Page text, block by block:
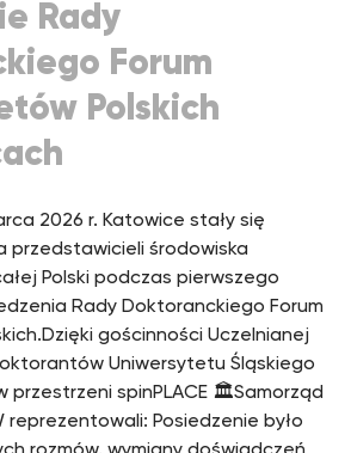
Rady
Forum
Polskich
2026 r. Katowice stały się
przedstawicieli środowiska
Polski podczas pierwszego
Rady Doktoranckiego Forum
gościnności Uczelnianej
Uniwersytetu Śląskiego
przestrzeni spinPLACE 🏛️Samorząd
reprezentowali: Posiedzenie było